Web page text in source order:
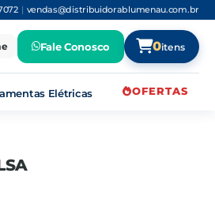
| vendas@distribuidorablumenau.com.br
Fale Conosco 0itens
Elétricas OFERTAS